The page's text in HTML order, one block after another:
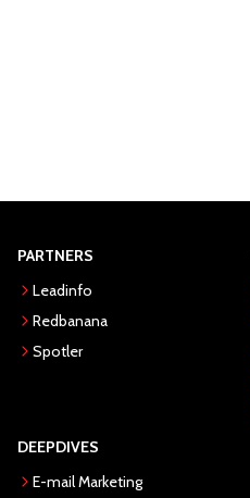
PARTNERS
Leadinfo
Redbanana
Spotler
DEEPDIVES
E-mail Marketing